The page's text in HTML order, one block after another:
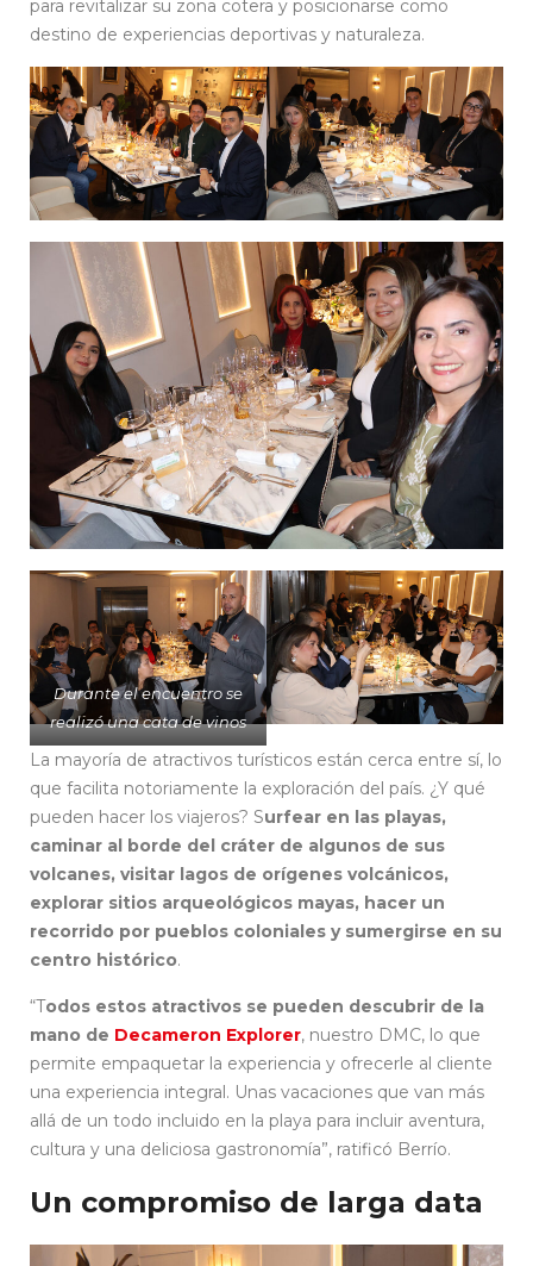
para revitalizar su zona cotera y posicionarse como
destino de experiencias deportivas y naturaleza.
Durante el encuentro se
realizó una cata de vinos
La mayoría de atractivos turísticos están cerca entre sí, lo
que facilita notoriamente la exploración del país. ¿Y qué
pueden hacer los viajeros? Surfear en las playas,
caminar al borde del cráter de algunos de sus
volcanes, visitar lagos de orígenes volcánicos,
explorar sitios arqueológicos mayas, hacer un
recorrido por pueblos coloniales y sumergirse en su
centro histórico.
“Todos estos atractivos se pueden descubrir de la
mano de Decameron Explorer, nuestro DMC, lo que
permite empaquetar la experiencia y ofrecerle al cliente
una experiencia integral. Unas vacaciones que van más
allá de un todo incluido en la playa para incluir aventura,
cultura y una deliciosa gastronomía”, ratificó Berrío.
Un compromiso de larga data